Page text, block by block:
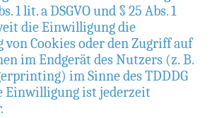
1 lit. a DSGVO und § 25 Abs. 1
die Einwilligung die
von Cookies oder den Zugriff auf
im Endgerät des Nutzers (z. B.
im Sinne des TDDDG
Einwilligung ist jederzeit